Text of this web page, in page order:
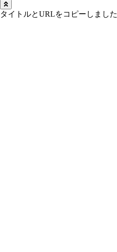
タイトルとURLをコピーしました